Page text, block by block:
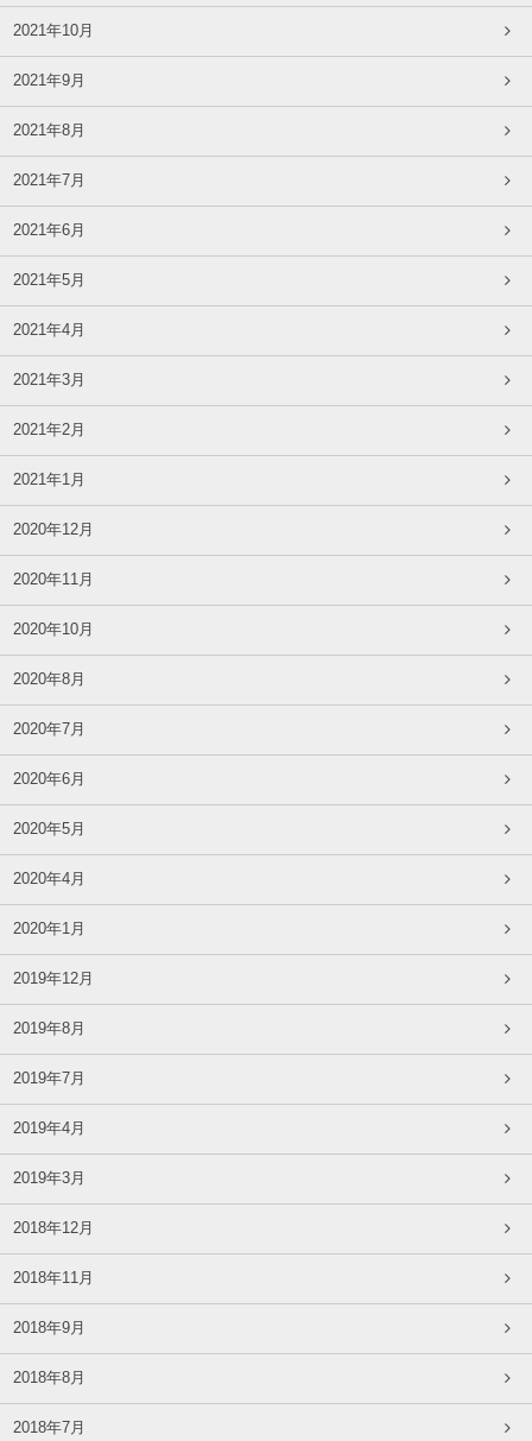
2021年10月
2021年9月
2021年8月
2021年7月
2021年6月
2021年5月
2021年4月
2021年3月
2021年2月
2021年1月
2020年12月
2020年11月
2020年10月
2020年8月
2020年7月
2020年6月
2020年5月
2020年4月
2020年1月
2019年12月
2019年8月
2019年7月
2019年4月
2019年3月
2018年12月
2018年11月
2018年9月
2018年8月
2018年7月